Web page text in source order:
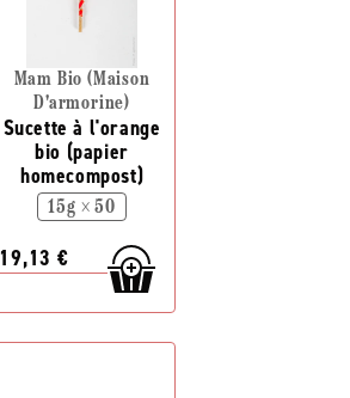
Mam Bio (Maison
D'armorine)
Sucette à l'orange
bio (papier
homecompost)
15g × 50
19,13 €